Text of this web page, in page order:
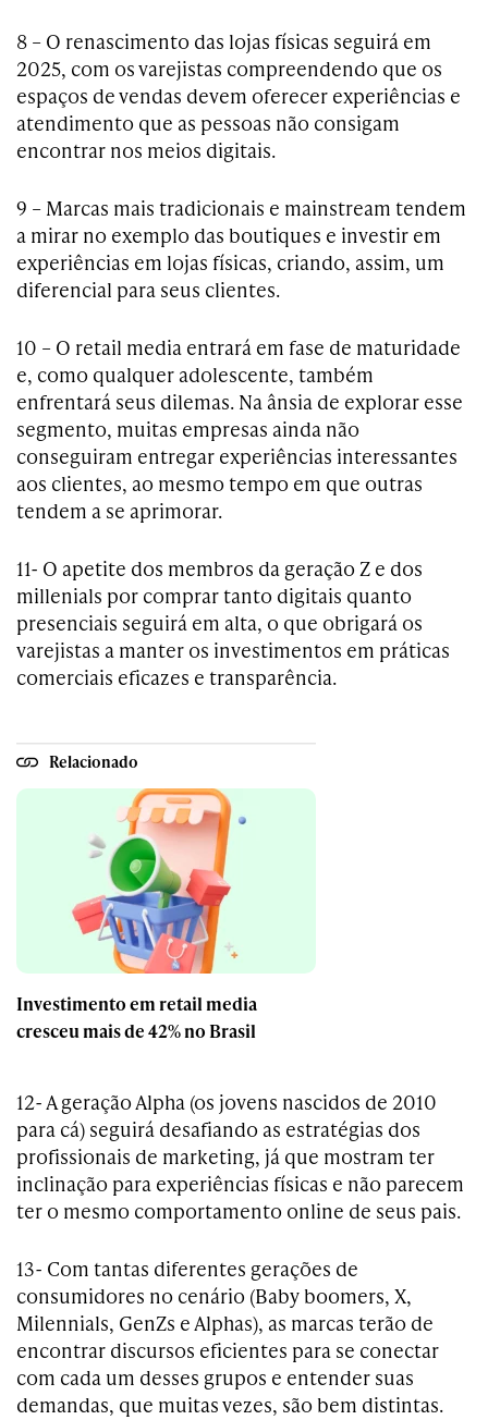
8 – O renascimento das lojas físicas seguirá em
2025, com os varejistas compreendendo que os
espaços de vendas devem oferecer experiências e
atendimento que as pessoas não consigam
encontrar nos meios digitais.
9 – Marcas mais tradicionais e mainstream tendem
a mirar no exemplo das boutiques e investir em
experiências em lojas físicas, criando, assim, um
diferencial para seus clientes.
10 – O retail media entrará em fase de maturidade
e, como qualquer adolescente, também
enfrentará seus dilemas. Na ânsia de explorar esse
segmento, muitas empresas ainda não
conseguiram entregar experiências interessantes
aos clientes, ao mesmo tempo em que outras
tendem a se aprimorar.
11- O apetite dos membros da geração Z e dos
millenials por comprar tanto digitais quanto
presenciais seguirá em alta, o que obrigará os
varejistas a manter os investimentos em práticas
comerciais eficazes e transparência.
Relacionado
Investimento em retail media
cresceu mais de 42% no Brasil
12- A geração Alpha (os jovens nascidos de 2010
para cá) seguirá desafiando as estratégias dos
profissionais de marketing, já que mostram ter
inclinação para experiências físicas e não parecem
ter o mesmo comportamento online de seus pais.
13- Com tantas diferentes gerações de
consumidores no cenário (Baby boomers, X,
Milennials, GenZs e Alphas), as marcas terão de
encontrar discursos eficientes para se conectar
com cada um desses grupos e entender suas
demandas, que muitas vezes, são bem distintas.